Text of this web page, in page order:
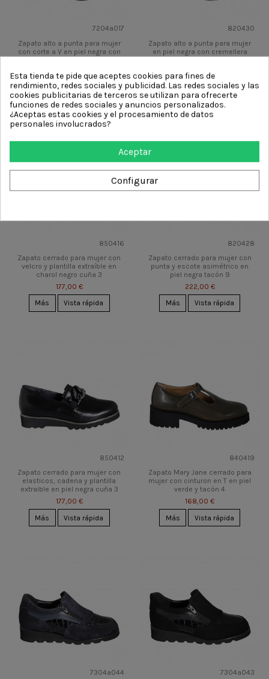
7204a017
Zapato alto a punta para mujer
con corte a V en piel negra con
cremallera tacón 7
228,00 €
Más
Vista rápida
820430
Zapato alto a punta para mujer
en piel negra con cremellera
tacon 7
222,00 €
Más
Vista rápida
850416
Zapato cerrado para mujer con
velcro y plantilla extraíble en
charol negro cuña 3
177,00 €
Más
Vista rápida
820428
Zapato cerrado para mujer con
punta y escote asimétrico en
piel negra tacón 9
222,00 €
Más
Vista rápida
850412
Zapato cerrado para mujer con
elasticos, cadena y plantilla
extraible en piel negra cuña 3
177,00 €
Más
Vista rápida
840419
Zapato Mary Jane cerrado para
mujer con cinturon en T en piel
verde y tacón 4
168,00 €
Más
Vista rápida
7304a044
7304a043
Esta tienda te pide que aceptes cookies para fines de
rendimiento, redes sociales y publicidad. Las redes sociales y las
cookies publicitarias de terceros se utilizan para ofrecerte
funciones de redes sociales y anuncios personalizados.
¿Aceptas estas cookies y el procesamiento de datos
personales involucrados?
Aceptar
Configurar